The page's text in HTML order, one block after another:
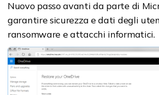
Nuovo passo avanti da parte di
garantire sicurezza e dati degli
ransomware e attacchi informatici.